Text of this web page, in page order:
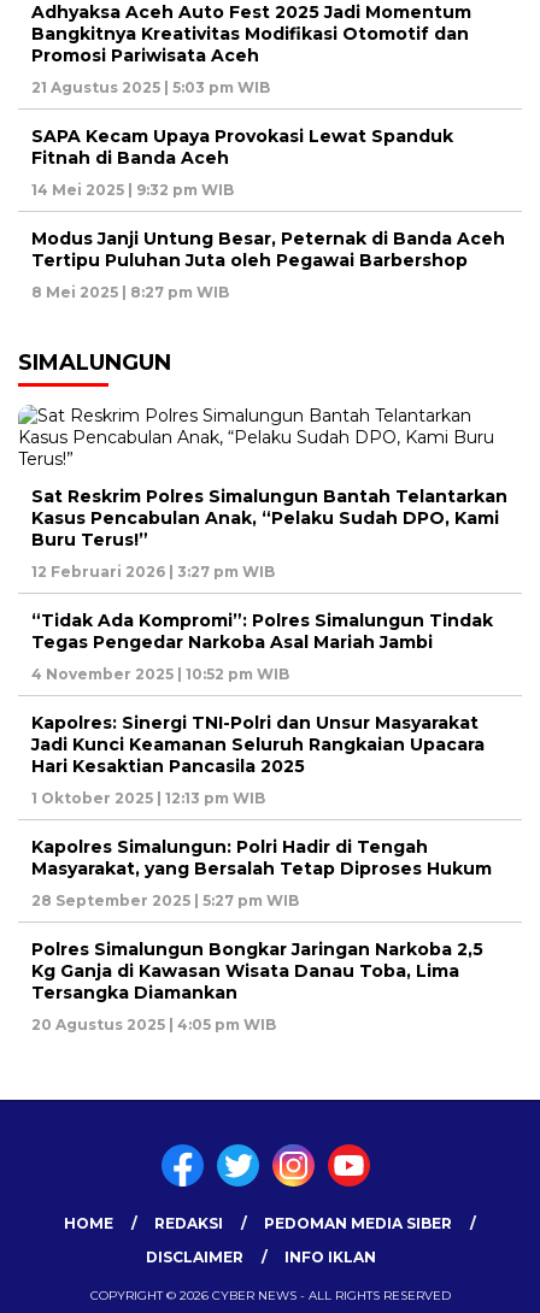
Adhyaksa Aceh Auto Fest 2025 Jadi Momentum
Bangkitnya Kreativitas Modifikasi Otomotif dan
Promosi Pariwisata Aceh
21 Agustus 2025 | 5:03 pm WIB
SAPA Kecam Upaya Provokasi Lewat Spanduk
Fitnah di Banda Aceh
14 Mei 2025 | 9:32 pm WIB
Modus Janji Untung Besar, Peternak di Banda Aceh
Tertipu Puluhan Juta oleh Pegawai Barbershop
8 Mei 2025 | 8:27 pm WIB
SIMALUNGUN
Sat Reskrim Polres Simalungun Bantah Telantarkan
Kasus Pencabulan Anak, “Pelaku Sudah DPO, Kami
Buru Terus!”
12 Februari 2026 | 3:27 pm WIB
“Tidak Ada Kompromi”: Polres Simalungun Tindak
Tegas Pengedar Narkoba Asal Mariah Jambi
4 November 2025 | 10:52 pm WIB
Kapolres: Sinergi TNI-Polri dan Unsur Masyarakat
Jadi Kunci Keamanan Seluruh Rangkaian Upacara
Hari Kesaktian Pancasila 2025
1 Oktober 2025 | 12:13 pm WIB
Kapolres Simalungun: Polri Hadir di Tengah
Masyarakat, yang Bersalah Tetap Diproses Hukum
28 September 2025 | 5:27 pm WIB
Polres Simalungun Bongkar Jaringan Narkoba 2,5
Kg Ganja di Kawasan Wisata Danau Toba, Lima
Tersangka Diamankan
20 Agustus 2025 | 4:05 pm WIB
HOME REDAKSI
PEDOMAN MEDIA SIBER
DISCLAIMER
INFO IKLAN
COPYRIGHT © 2026 CYBER NEWS - ALL RIGHTS RESERVED